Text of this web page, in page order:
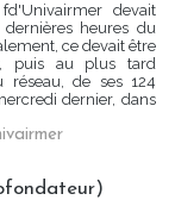
devait
heures du
ce devait être
puis au plus tard
réseau, de ses 124
dernier, dans